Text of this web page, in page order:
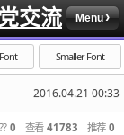
交流 Menu
Smaller Font
2016.04.21 00:33
?? 0 查看 41783 推荐 0